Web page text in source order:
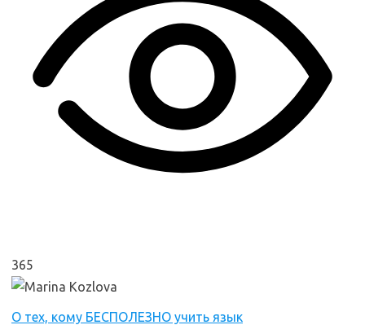
365
О тех, кому БЕСПОЛЕЗНО учить язык